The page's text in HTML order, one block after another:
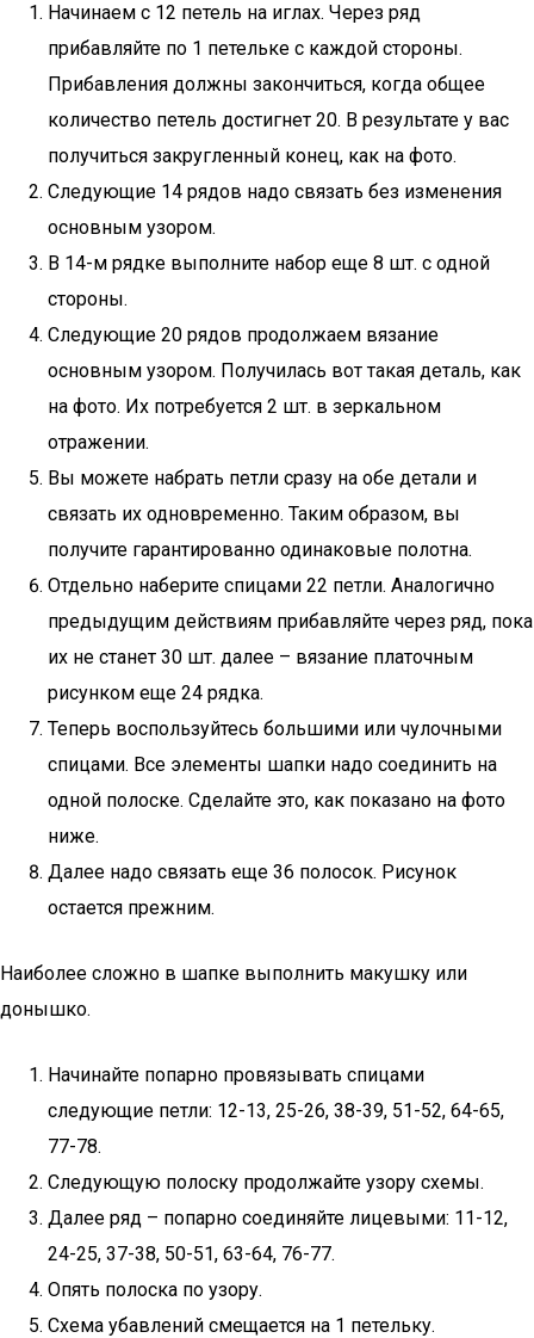
Начинаем с 12 петель на иглах. Через ряд
прибавляйте по 1 петельке с каждой стороны.
Прибавления должны закончиться, когда общее
количество петель достигнет 20. В результате у вас
получиться закругленный конец, как на фото.
Следующие 14 рядов надо связать без изменения
основным узором.
В 14-м рядке выполните набор еще 8 шт. с одной
стороны.
Следующие 20 рядов продолжаем вязание
основным узором. Получилась вот такая деталь, как
на фото. Их потребуется 2 шт. в зеркальном
отражении.
Вы можете набрать петли сразу на обе детали и
связать их одновременно. Таким образом, вы
получите гарантированно одинаковые полотна.
Отдельно наберите спицами 22 петли. Аналогично
предыдущим действиям прибавляйте через ряд, пока
их не станет 30 шт. далее – вязание платочным
рисунком еще 24 рядка.
Теперь воспользуйтесь большими или чулочными
спицами. Все элементы шапки надо соединить на
одной полоске. Сделайте это, как показано на фото
ниже.
Далее надо связать еще 36 полосок. Рисунок
остается прежним.
Наиболее сложно в шапке выполнить макушку или
донышко.
Начинайте попарно провязывать спицами
следующие петли: 12-13, 25-26, 38-39, 51-52, 64-65,
77-78.
Следующую полоску продолжайте узору схемы.
Далее ряд – попарно соединяйте лицевыми: 11-12,
24-25, 37-38, 50-51, 63-64, 76-77.
Опять полоска по узору.
Схема убавлений смещается на 1 петельку.